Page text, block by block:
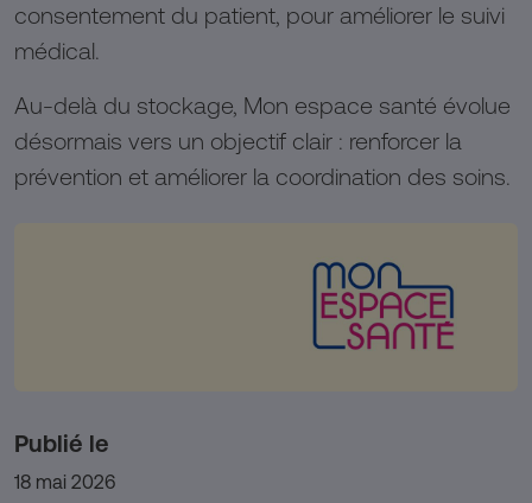
consentement du patient, pour améliorer le suivi
médical.
Au-delà du stockage, Mon espace santé évolue
désormais vers un objectif clair : renforcer la
prévention et améliorer la coordination des soins.
Publié le
18 mai 2026